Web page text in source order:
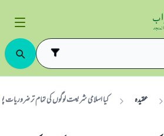
عقیدہ کیا اسلامی شریعت لوگوں کی تمام تر